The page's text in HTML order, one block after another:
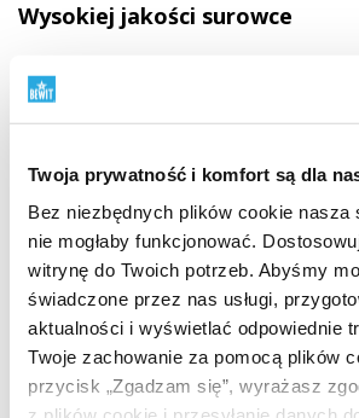
Twoja prywatność i komfort są dla
Bez niezbędnych plików cookie nasza
nie mogłaby funkcjonować.
witrynę do Twoich potrzeb. Abyśmy
świadczone przez nas usługi,
aktualności i wyświetlać odpowiednie
Twoje zachowanie za pomocą plików
przycisk „Zgadzam się”, wyrażasz
Wysokiej jakości surowce
Od pochodzenia do gotowego
zaczyna się od pochodzenia
przetwarzania i sens każdego
z surowcami BIO, podejściem RAW,
i surowcami z dzikiej natury tam,
Szacunek dla natury łączymy z
i własną odpowiedzialnością.
pochodzenie surowców ma znaczenie